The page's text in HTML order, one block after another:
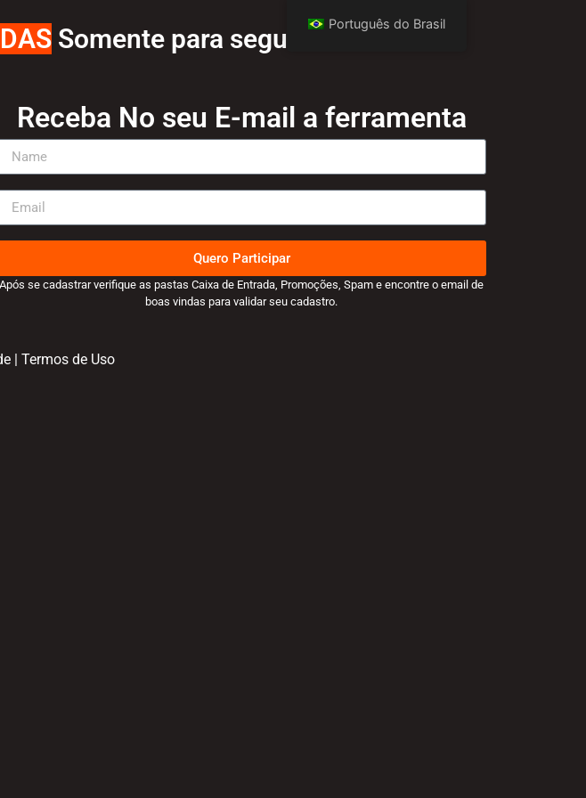
Somente para seguidores
Receba No seu E-mail a ferramenta
Quero Participar
Após se cadastrar verifique as pastas Caixa de Entrada, Promoções, Spam e encontre o email de
boas vindas para validar seu cadastro.
Termos de Uso
Português do Brasil